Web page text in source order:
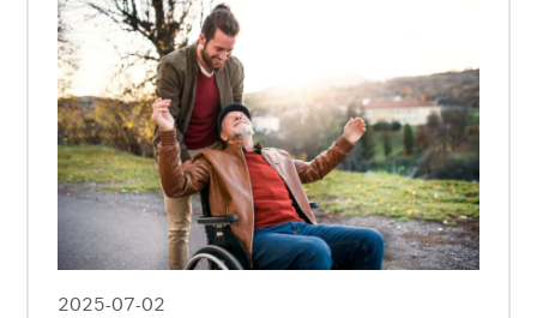
2025-07-02